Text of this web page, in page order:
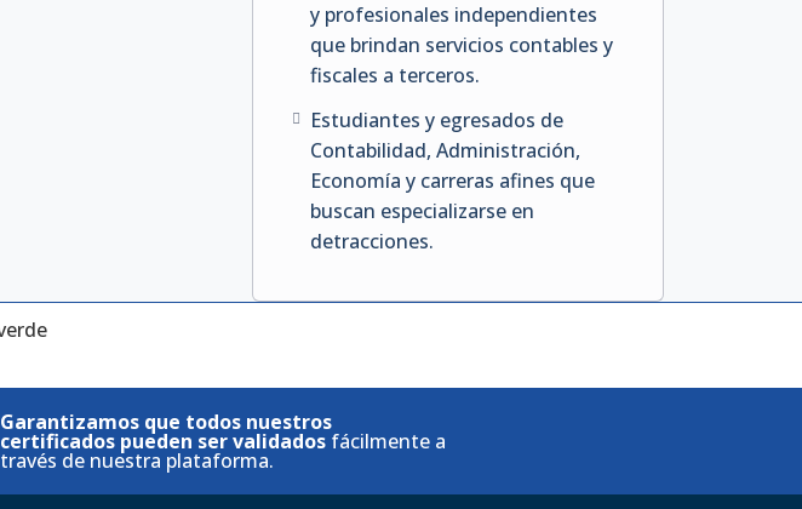
y profesionales independientes
que brindan servicios contables y
fiscales a terceros.
Estudiantes y egresados de
Contabilidad, Administración,
Economía y carreras afines que
buscan especializarse en
detracciones.
Garantizamos que todos nuestros
certificados pueden ser validados fácilmente a
través de nuestra plataforma.